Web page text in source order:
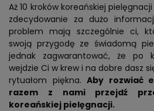
Aż 10 kroków koreańskiej
zdecydowanie za dużo
problem mają szczególnie ci,
swoją przygodę ze świadomą
jednak zagwarantować, że po
wejdzie Ci w krew i na dobre dasz
rytuałom piękna.Aby rozwiać
razem z nami przejdź
koreańskiej pielęgnacji.